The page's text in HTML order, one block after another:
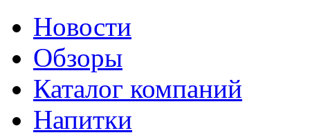
Новости
Обзоры
Каталог компаний
Напитки